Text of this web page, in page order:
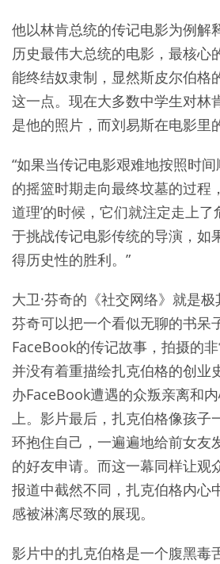
他以林肯总统的传记电影为例解
历史最伟大总统的电影，最核心
能终结奴隶制，显然斯皮尔伯格
这一点。现在大多数中学生对林
是他的照片，而刘易斯在电影里
“如果当传记电影艰难地按照时
的摇篮时期走向最终坟墓的过程
道理’的时候，它们就注定走上
于挑战传记电影传统的导演，如
得历史性的胜利。”
大卫·芬奇的《社交网络》就是极
芬奇可以把一个看似无聊的书呆
FaceBook的传记故事，拍摄的
并没有着重描绘扎克伯格的创业
办FaceBook遭遇的众叛亲离和
上。影片最后，扎克伯格像孩子
环抱住自己，一遍遍地给前女友
的好友申请。而这一幕同样让观
报道中截然不同，扎克伯格内心
感被淋漓尽致的展现。
影片中的扎克伯格是一个腹黑毒